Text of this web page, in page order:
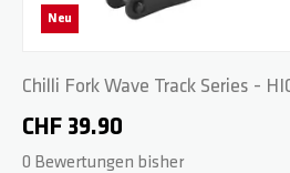
Neu
Chilli Fork Wave Track Series -
- Black
CHF 39.90
0 Bewertungen bisher